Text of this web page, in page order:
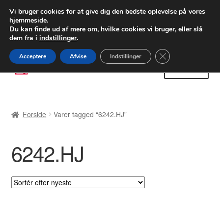
LEVERING fra 55 kr.
FEDEX verdensomspændende forsendelse
80 82 72 02
Spring
til
Spring
til
Betalinger
Kasse
Klage
Forside Varer tagged “6242.HJ”
6242.HJ
Vi bruger cookies for at give dig den bedste oplevelse på vores
hjemmeside.
Du kan finde ud af mere om, hvilke cookies vi bruger, eller slå
dem fra i indstillinger.
Acceptere Afvise Indstillinger Close GDPR